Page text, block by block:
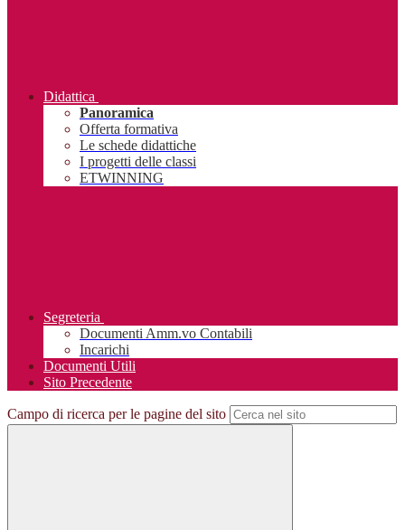
Didattica
Panoramica
Offerta formativa
Le schede didattiche
I progetti delle classi
ETWINNING
Segreteria
Documenti Amm.vo Contabili
Incarichi
Documenti Utili
Sito Precedente
Campo di ricerca per le pagine del sito